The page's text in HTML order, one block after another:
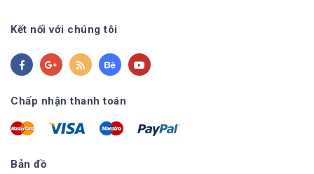
Kết nối với chúng tôi
Chấp nhận thanh toán
Bản đồ